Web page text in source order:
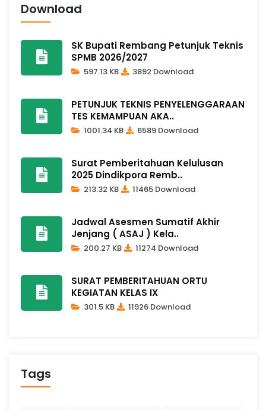
Download
SK Bupati Rembang Petunjuk Teknis
SPMB 2026/2027
597.13 KB 3892 Download
PETUNJUK TEKNIS PENYELENGGARAAN
TES KEMAMPUAN AKA..
1001.34 KB 6589 Download
Surat Pemberitahuan Kelulusan
2025 Dindikpora Remb..
213.32 KB 11465 Download
Jadwal Asesmen Sumatif Akhir
Jenjang ( ASAJ ) Kela..
200.27 KB 11274 Download
SURAT PEMBERITAHUAN ORTU
KEGIATAN KELAS IX
301.5 KB 11926 Download
Tags